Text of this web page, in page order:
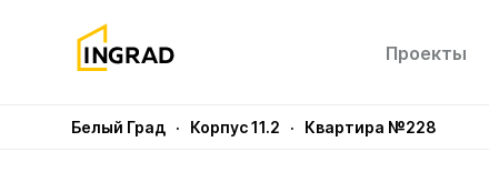
Проекты
Белый Град · Корпус 11.2 · Квартира №228